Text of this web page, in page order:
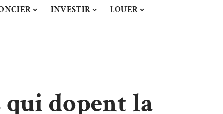
INVESTIR LOUER
qui dopent la